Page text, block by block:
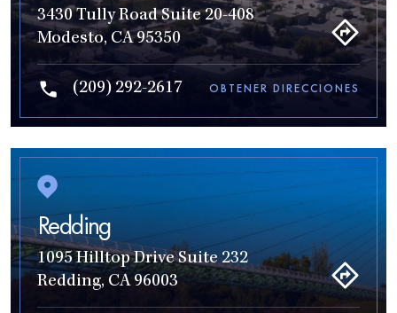
3430 Tully Road Suite 20-408
Modesto, CA 95350
(209) 292-2617 OBTENER DIRECCIONES
Redding
1095 Hilltop Drive Suite 232
Redding, CA 96003